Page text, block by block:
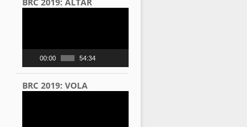
00:00 54:34
BRC 2019: VOLA